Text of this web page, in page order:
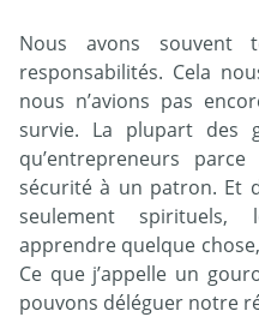
Nous avons souvent
responsabilités. Cela
nous n’avions pas
survie. La plupart des
qu’entrepreneurs
sécurité à un patron. Et
seulement spirituels,
apprendre quelque
Ce que j’appelle un
pouvons déléguer notre